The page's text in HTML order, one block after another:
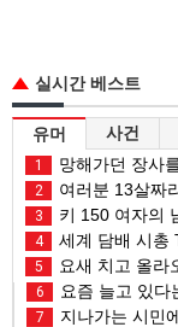
실시간 베스트
유머 사건
1 망해가던 장사를
2 여러분 13살짜
3 키 150 여자의
4 세계 담배 시총
5 요새 치고 올라
6 요즘 늘고 있다
7 지나가는 시민